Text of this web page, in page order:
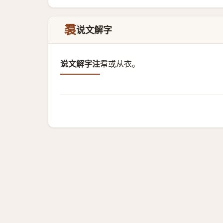
裠说文解字
说文解字注帬或从衣。